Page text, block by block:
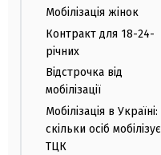
Мобілізація жінок
Контракт для 18-24-
річних
Відстрочка від
мобілізації
Мобілізація в Україні:
скільки осіб мобілізує
ТЦК